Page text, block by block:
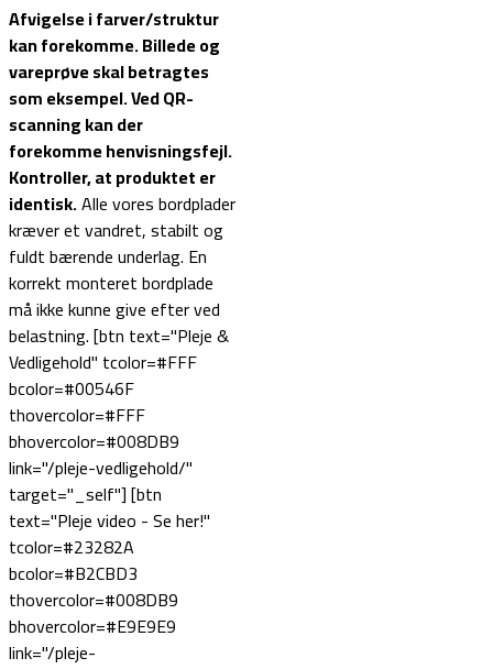
Afvigelse i farver/struktur
kan forekomme. Billede og
vareprøve skal betragtes
som eksempel.Ved QR-
scanning kan der
forekomme henvisningsfejl.
Kontroller, at produktet er
identisk.Alle vores bordplader
kræver et vandret, stabilt og
fuldt bærende underlag. En
korrekt monteret bordplade
må ikke kunne give efter ved
belastning. [btn text="Pleje &
Vedligehold" tcolor=#FFF
bcolor=#00546F
thovercolor=#FFF
bhovercolor=#008DB9
link="/pleje-vedligehold/"
target="_self"] [btn
text="Pleje video - Se her!"
tcolor=#23282A
bcolor=#B2CBD3
thovercolor=#008DB9
bhovercolor=#E9E9E9
link="/pleje-